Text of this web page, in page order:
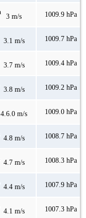
3 m/s 1009.9 hPa
3.1 m/s 1009.7 hPa
3.7 m/s 1009.4 hPa
3.8 m/s 1009.2 hPa
4.6.0 m/s 1009.0 hPa
4.8 m/s 1008.7 hPa
4.7 m/s 1008.3 hPa
4.4 m/s 1007.9 hPa
4.1 m/s 1007.3 hPa